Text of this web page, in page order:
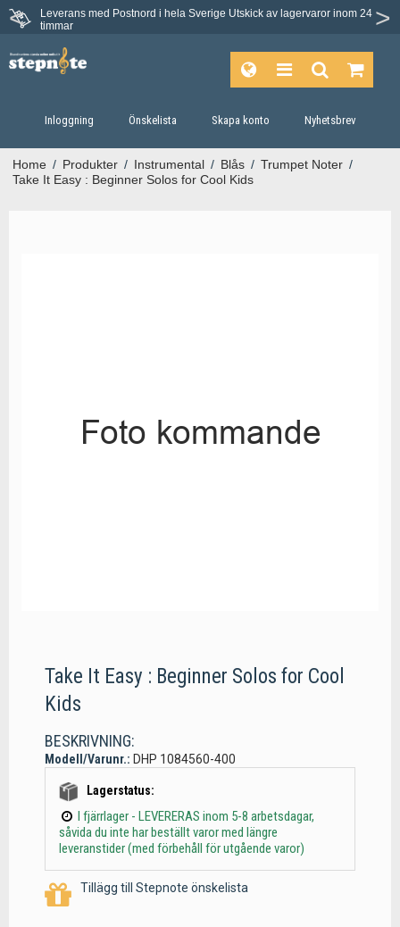
Leverans med Postnord i hela Sverige Utskick av lagervaror inom 24
timmar
Inloggning Önskelista Skapa konto Nyhetsbrev
Home / Produkter / Instrumental / Blås / Trumpet Noter /
Take It Easy : Beginner Solos for Cool Kids
Take It Easy : Beginner Solos for Cool
Kids
BESKRIVNING:
Modell/Varunr.: DHP 1084560-400
Lagerstatus:
I fjärrlager - LEVERERAS inom 5-8 arbetsdagar,
såvida du inte har beställt varor med längre
leveranstider (med förbehåll för utgående varor)
Tillägg till Stepnote önskelista